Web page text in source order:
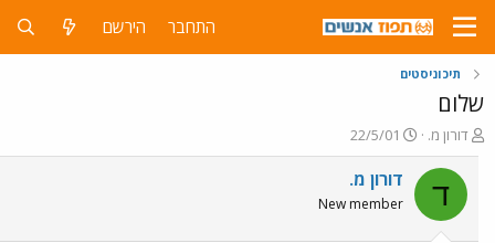
התחבר הירשם
תיכוניסטים
שלום
פ
ו
ת
ח
ה
דורון מ.
פ
ו
ר
ם
22/5/01
ד דורון מ.
New member